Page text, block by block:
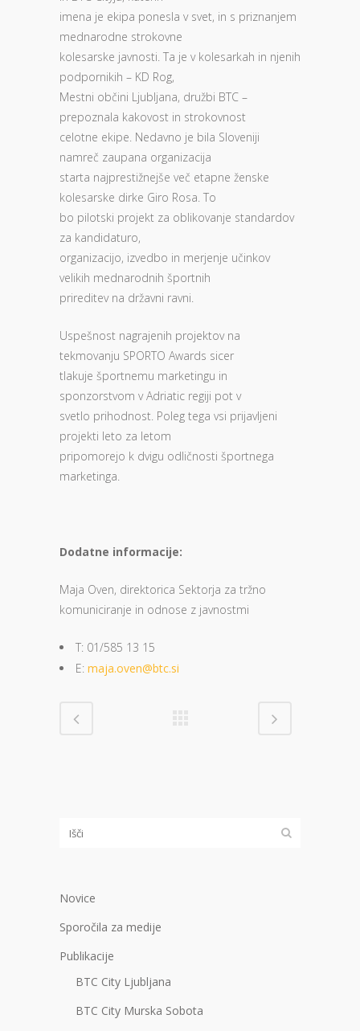
imena je ekipa ponesla v svet, in s priznanjem
mednarodne strokovne
kolesarske javnosti. Ta je v kolesarkah in njenih
podpornikih – KD Rog,
Mestni občini Ljubljana, družbi BTC –
prepoznala kakovost in strokovnost
celotne ekipe. Nedavno je bila Sloveniji
namreč zaupana organizacija
starta najprestižnejše več etapne ženske
kolesarske dirke Giro Rosa. To
bo pilotski projekt za oblikovanje standardov
za kandidaturo,
organizacijo, izvedbo in merjenje učinkov
velikih mednarodnih športnih
prireditev na državni ravni.
Uspešnost nagrajenih projektov na
tekmovanju SPORTO Awards sicer
tlakuje športnemu marketingu in
sponzorstvom v Adriatic regiji pot v
svetlo prihodnost. Poleg tega vsi prijavljeni
projekti leto za letom
pripomorejo k dvigu odličnosti športnega
marketinga.
Dodatne informacije:
Maja Oven, direktorica Sektorja za tržno
komuniciranje in odnose z javnostmi
T: 01/585 13 15
E: maja.oven@btc.si
Novice
Sporočila za medije
Publikacije
BTC City Ljubljana
BTC City Murska Sobota